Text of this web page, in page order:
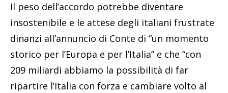
Il peso dell’accordo potrebbe diventare
insostenibile e le attese degli italiani frustrate
dinanzi all’annuncio di Conte di “un momento
storico per l’Europa e per l’Italia” e che “con
209 miliardi abbiamo la possibilità di far
ripartire l’Italia con forza e cambiare volto al